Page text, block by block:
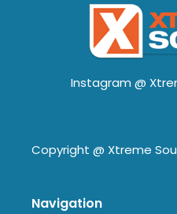
Instagram @
Copyright @ Xtreme
Navigation